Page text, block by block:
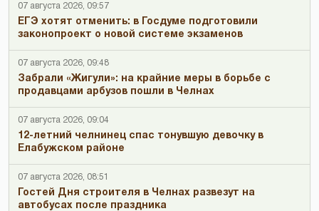
07 августа 2026, 09:57
ЕГЭ хотят отменить: в Госдуме подготовили
законопроект о новой системе экзаменов
07 августа 2026, 09:48
Забрали «Жигули»: на крайние меры в борьбе с
продавцами арбузов пошли в Челнах
07 августа 2026, 09:04
12-летний челнинец спас тонувшую девочку в
Елабужском районе
07 августа 2026, 08:51
Гостей Дня строителя в Челнах развезут на
автобусах после праздника